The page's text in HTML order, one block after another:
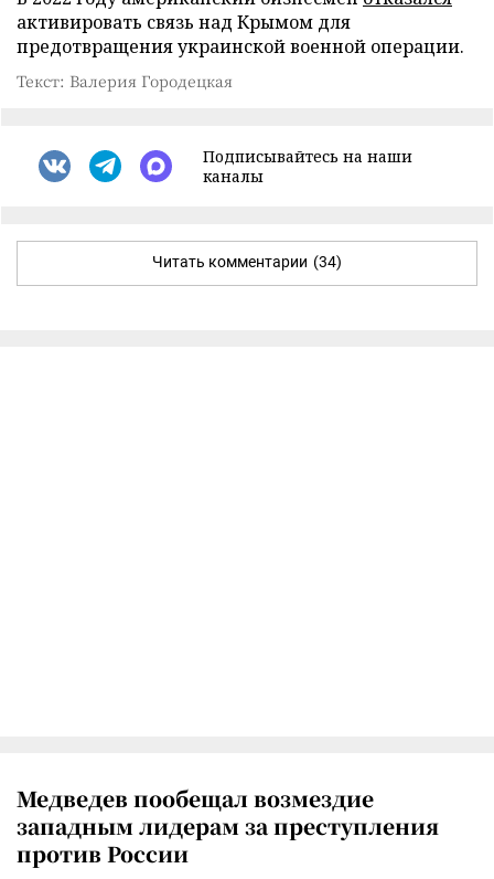
активировать связь над Крымом для
предотвращения украинской военной операции.
Текст: Валерия Городецкая
Подписывайтесь на наши
каналы
Читать комментарии (34)
Медведев пообещал возмездие
западным лидерам за преступления
против России